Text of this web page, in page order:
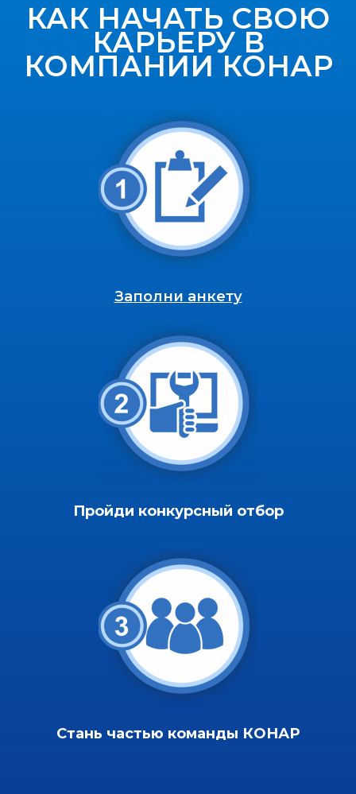
КАК НАЧАТЬ СВОЮ
КАРЬЕРУ В
КОМПАНИИ КОНАР
Заполни анкету
Пройди конкурсный отбор
Стань частью команды КОНАР